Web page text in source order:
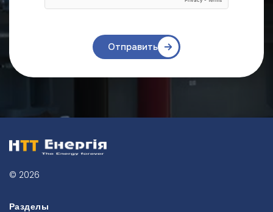
Отправить
© 2026
Разделы